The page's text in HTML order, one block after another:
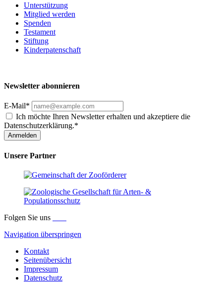
Unterstützung
Mitglied werden
Spenden
Testament
Stiftung
Kinderpatenschaft
Newsletter abonnieren
E-Mail*
Ich möchte Ihren Newsletter erhalten und akzeptiere die
Datenschutzerklärung.*
Anmelden
Unsere Partner
Folgen Sie uns
Navigation überspringen
Kontakt
Seitenübersicht
Impressum
Datenschutz